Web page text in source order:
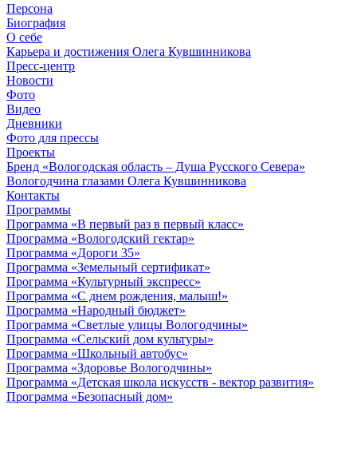
Персона
Биография
О себе
Карьера и достижения Олега Кувшинникова
Пресс-центр
Новости
Фото
Видео
Дневники
Фото для прессы
Проекты
Бренд «Вологодская область – Душа Русского Севера»
Вологодчина глазами Олега Кувшинникова
Контакты
Программы
Программа «В первый раз в первый класс»
Программа «Вологодский гектар»
Программа «Дороги 35»
Программа «Земельный сертификат»
Программа «Культурный экспресс»
Программа «С днем рождения, малыш!»
Программа «Народный бюджет»
Программа «Светлые улицы Вологодчины»
Программа «Сельский дом культуры»
Программа «Школьный автобус»
Программа «Здоровье Вологодчины»
Программа «Детская школа искусств - вектор развития»
Программа «Безопасный дом»